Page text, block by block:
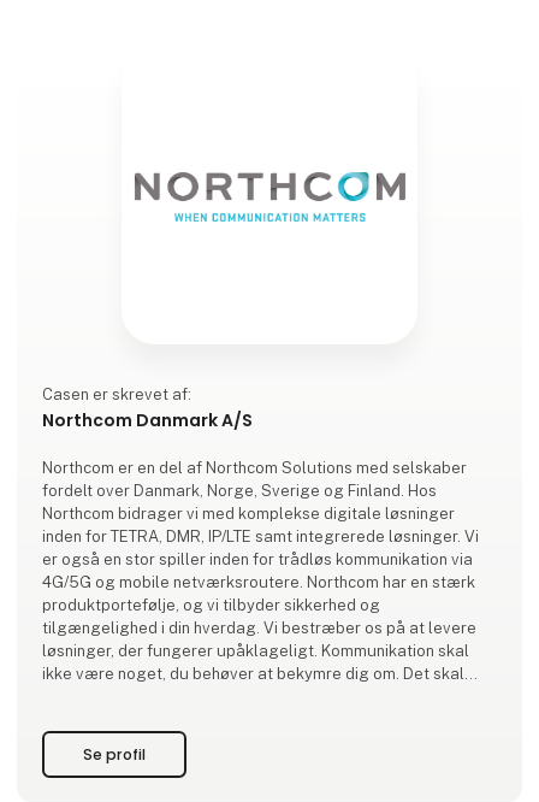
Casen er skrevet af:
Northcom Danmark A/S
Northcom er en del af Northcom Solutions med selskaber
fordelt over Danmark, Norge, Sverige og Finland. Hos
Northcom bidrager vi med komplekse digitale løsninger
inden for TETRA, DMR, IP/LTE samt integrerede løsninger. Vi
er også en stor spiller inden for trådløs kommunikation via
4G/5G og mobile netværksroutere. Northcom har en stærk
produktportefølje, og vi tilbyder sikkerhed og
tilgængelighed i din hverdag. Vi bestræber os på at levere
løsninger, der fungerer upåklageligt. Kommunikation skal
ikke være noget, du behøver at bekymre dig om. Det skal
Se profil